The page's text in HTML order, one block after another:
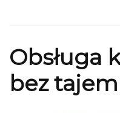
Obsługa
bez